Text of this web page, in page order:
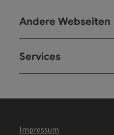
Andere Webseiten
Services
Impressum